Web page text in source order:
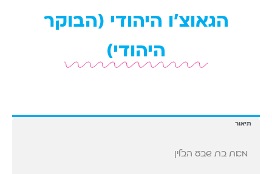
הגאוצ'ו היהודי (הבוקר
היהודי)
תיאור
מאת בת שבע הבלין